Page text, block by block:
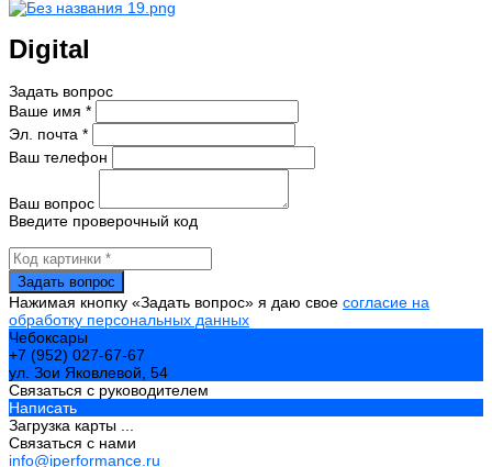
Digital
Задать вопрос
Ваше имя *
Эл. почта *
Ваш телефон
Ваш вопрос
Введите проверочный код
Нажимая кнопку «Задать вопрос» я даю свое согласие на
обработку персональных данных
Чебоксары
+7 (952) 027-67-67
ул. Зои Яковлевой, 54
Связаться с руководителем
Написать
Загрузка карты ...
Связаться с нами
info@iperformance.ru